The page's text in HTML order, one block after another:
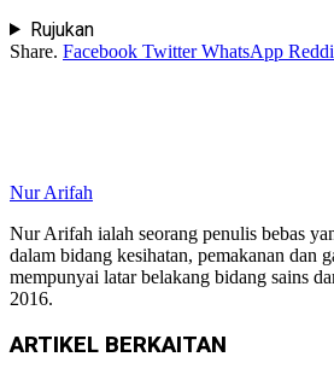
Rujukan
Share. Facebook Twitter WhatsApp
Nur Arifah
Nur Arifah ialah seorang penulis bebas
dalam bidang kesihatan, pemakanan dan
mempunyai latar belakang bidang sains
2016.
ARTIKEL BERKAITAN